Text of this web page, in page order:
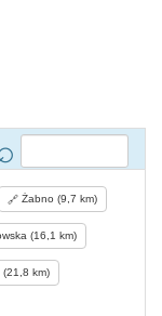
Żabno (9,7 km)
(16,1 km)
km)